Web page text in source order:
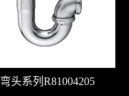
弯头系列R81004205